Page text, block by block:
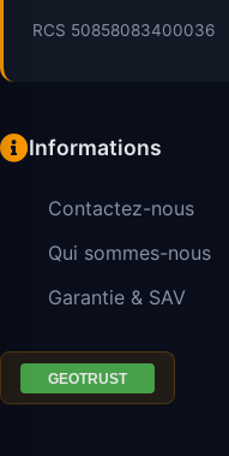
RCS 50858083400036
Informations
Contactez-nous
Qui sommes-nous
Garantie & SAV